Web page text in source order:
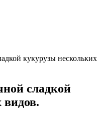
кукурузы нескольких
сладкой
видов.